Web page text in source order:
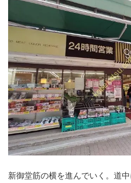
新御堂筋の横を進んでいく。道